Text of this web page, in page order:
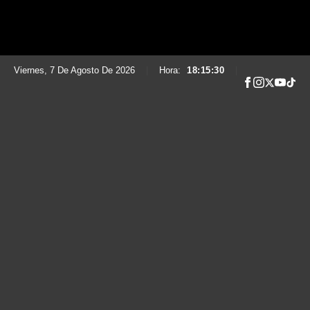
Viernes, 7 De Agosto De 2026 Hora: 18:15:32